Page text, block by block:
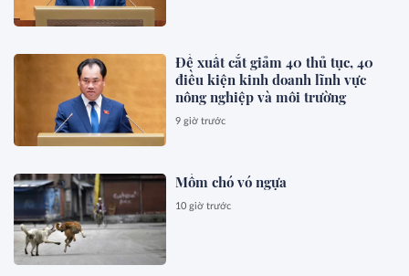
Đề xuất cắt giảm 40 thủ tục, 40
điều kiện kinh doanh lĩnh vực
nông nghiệp và môi trường
9 giờ trước
Mồm chó vó ngựa
10 giờ trước